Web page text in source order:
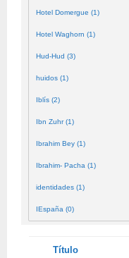
Hotel Domergue (1)
Hotel Waghorn (1)
Hud-Hud (3)
huidos (1)
Iblís (2)
Ibn Zuhr (1)
Ibrahim Bey (1)
Ibrahim- Pacha (1)
identidades (1)
IEspaña (0)
Tienes
Título